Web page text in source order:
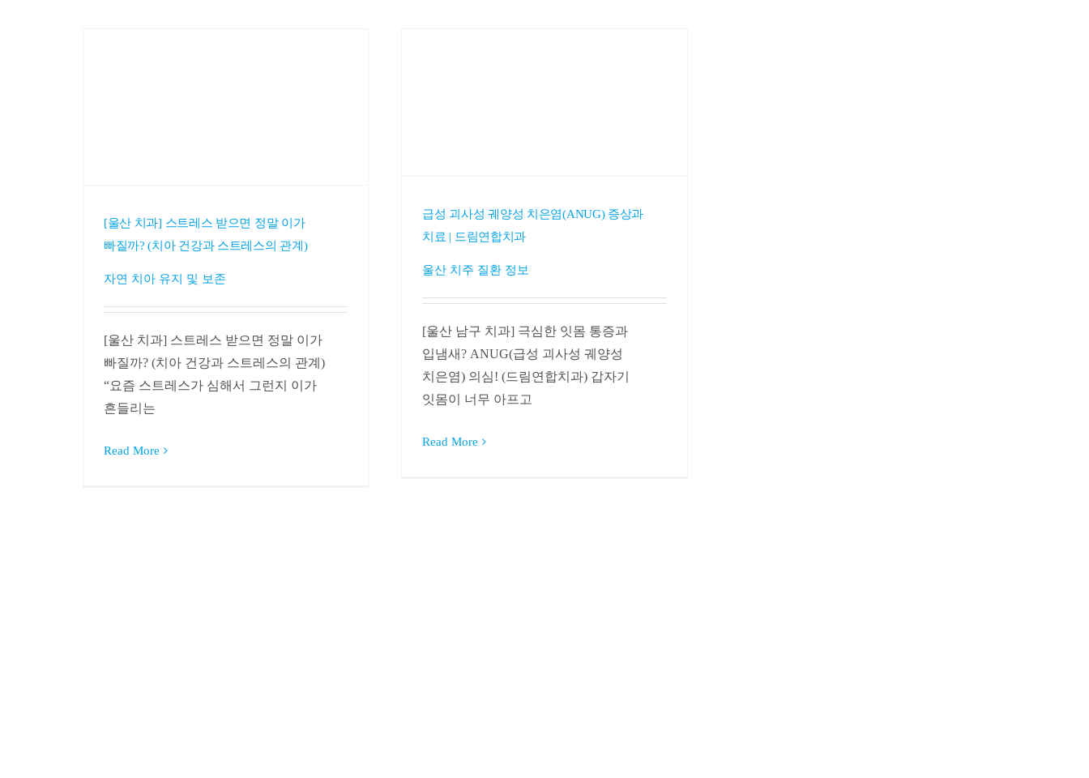
[울산 치과] 스트레스 받으면 정말 이가
빠질까? (치아 건강과 스트레스의 관계)
자연 치아 유지 및 보존
[울산 치과] 스트레스 받으면 정말 이가
빠질까? (치아 건강과 스트레스의 관계)
“요즘 스트레스가 심해서 그런지 이가
흔들리는
Read More
급성 괴사성 궤양성 치은염(ANUG) 증상과
치료 | 드림연합치과
울산 치주 질환 정보
[울산 남구 치과] 극심한 잇몸 통증과
입냄새? ANUG(급성 괴사성 궤양성
치은염) 의심! (드림연합치과) 갑자기
잇몸이 너무 아프고
Read More